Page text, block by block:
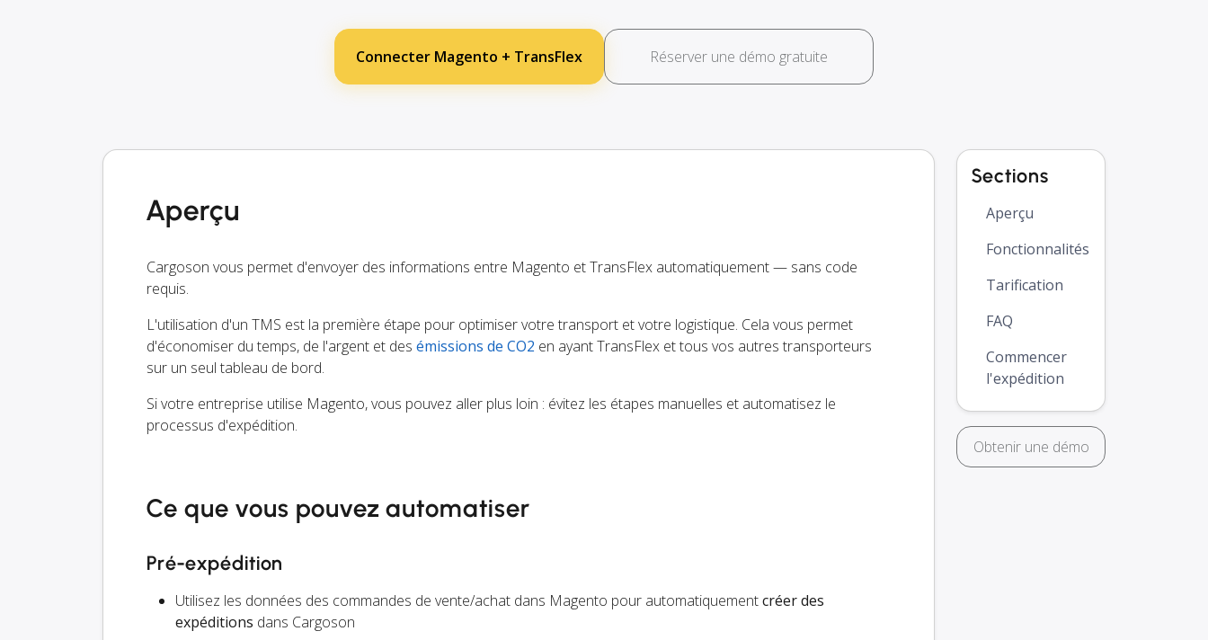
Connecter Magento + TransFlex Réserver une démo gratuite
Aperçu
Cargoson vous permet d'envoyer des informations entre Magento et TransFlex automatiquement — sans code
requis.
L'utilisation d'un TMS est la première étape pour optimiser votre transport et votre logistique. Cela vous permet
d'économiser du temps, de l'argent et des émissions de CO2 en ayant TransFlex et tous vos autres transporteurs
sur un seul tableau de bord.
Si votre entreprise utilise Magento, vous pouvez aller plus loin : évitez les étapes manuelles et automatisez le
processus d'expédition.
Ce que vous pouvez automatiser
Pré-expédition
Utilisez les données des commandes de vente/achat dans Magento pour automatiquementcréer des
expéditions dans Cargoson
Sections
Aperçu
Fonctionnalités
Tarification
FAQ
Commencer
l'expédition
Obtenir une démo